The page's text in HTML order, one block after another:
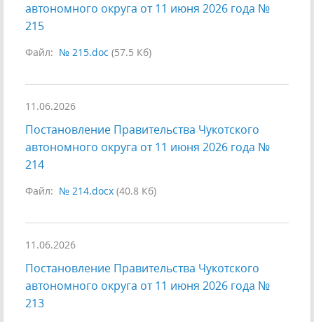
автономного округа от 11 июня 2026 года №
215
Файл: № 215.doc (57.5 Кб)
11.06.2026
Постановление Правительства Чукотского
автономного округа от 11 июня 2026 года №
214
Файл: № 214.docx (40.8 Кб)
11.06.2026
Постановление Правительства Чукотского
автономного округа от 11 июня 2026 года №
213